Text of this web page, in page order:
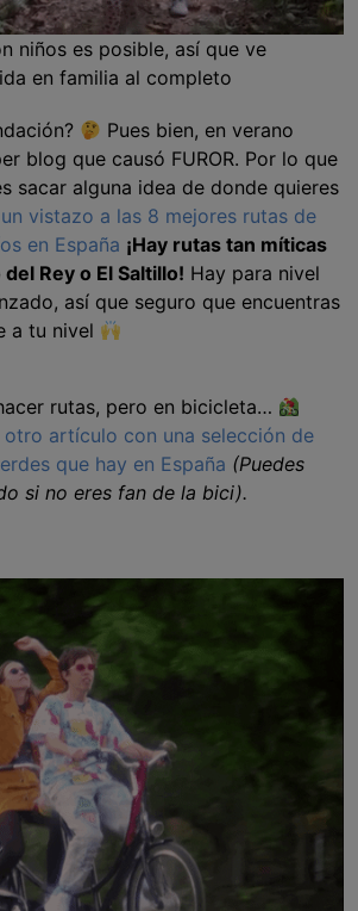
niños es posible, así que ve
en familia al completo
Pues bien, en verano
blog que causó FUROR. Por lo que
sacar alguna idea de donde quieres
vistazo a las 8 mejores rutas de
en España ¡Hay rutas tan míticas
Rey o El Saltillo! Hay para nivel
así que seguro que encuentras
a tu nivel
rutas, pero en bicicleta…
otro artículo con una selección de
que hay en España (Puedes
si no eres fan de la bici).